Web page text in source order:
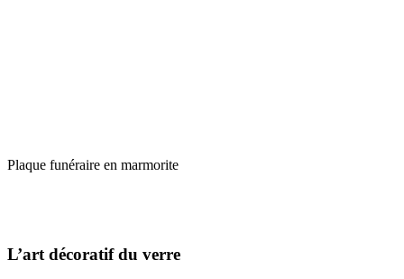
Plaque funéraire en marmorite
L’art décoratif du verre